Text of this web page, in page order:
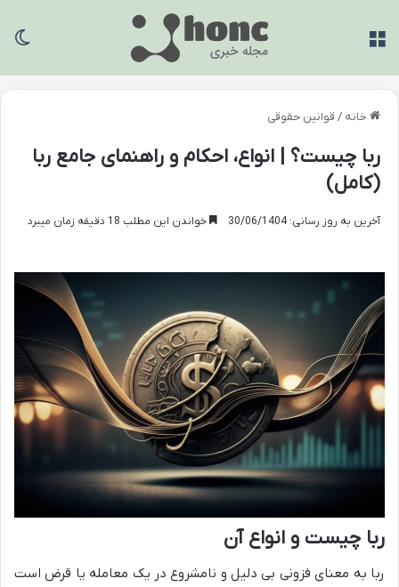
خانه / قوانین حقوقی
ربا چیست؟ | انواع، احکام و راهنمای جامع ربا
(کامل)
آخرین به روز رسانی: 30/06/1404 خواندن این مطلب 18 دقیقه زمان میبرد
ربا چیست و انواع آن
ربا به معنای فزونی بی دلیل و نامشروع در یک معامله یا قرض است